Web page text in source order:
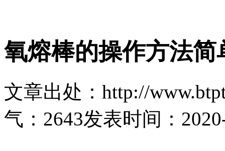
氧熔棒的操作方法简
文章出处：http://
气： 2643发表时间：